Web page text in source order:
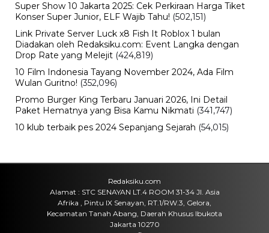
Super Show 10 Jakarta 2025: Cek Perkiraan Harga Tiket
Konser Super Junior, ELF Wajib Tahu! (502,151)
Link Private Server Luck x8 Fish It Roblox 1 bulan
Diadakan oleh Redaksiku.com: Event Langka dengan
Drop Rate yang Melejit (424,819)
10 Film Indonesia Tayang November 2024, Ada Film
Wulan Guritno! (352,096)
Promo Burger King Terbaru Januari 2026, Ini Detail
Paket Hematnya yang Bisa Kamu Nikmati (341,747)
10 klub terbaik pes 2024 Sepanjang Sejarah (54,015)
Redaksiku.com
Alamat : STC SENAYAN LT.4 ROOM 31-34 Jl. Asia
Afrika , Pintu IX Senayan, RT.1/RW.3, Gelora,
Kecamatan Tanah Abang, Daerah Khusus Ibukota
Jakarta 10270